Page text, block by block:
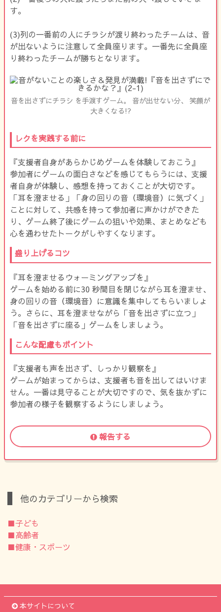
す。
(3)列の一番前の人にチラシが渡り終わったチームは、音
が出ないように注意して全員座ります。一番先に全員座
り終わったチームが勝ちとなります。
音を出さずにチラシ を手渡すゲーム。 音が出せない分、 笑顔が
大きくなる!?
レクを実践する前に
『支援者自身があらかじめゲームを体験しておこう』
参加者にゲームの面白さなどを感じてもらうには、支援
者自身が体験し、感想を持っておくことが大切です。
「耳を澄ませる」「身の回りの音（環境音）に気づく」
ことに対して、共感を持って参加者に声かけができた
り、ゲーム終了後にゲームの狙いや効果、まとめなども
心を通わせたトークがしやすくなります。
盛り上げるコツ
『耳を澄ませるウォーミングアップを』
ゲームを始める前に30 秒間目を閉じながら耳を澄ませ、
身の回りの音（環境音）に意識を集中してもらいましょ
う。さらに、耳を澄ませながら「音を出さずに立つ」
「音を出さずに座る」ゲームをしましょう。
こんな配慮もポイント
『支援者も声を出さず、しっかり観察を』
ゲームが始まってからは、支援者も音を出してはいけま
せん。一番は見守ることが大切ですので、気を抜かずに
参加者の様子を観察するようにしましょう。
報告する
他のカテゴリーから検索
■子ども
■高齢者
■健康・スポーツ
本サイトについて